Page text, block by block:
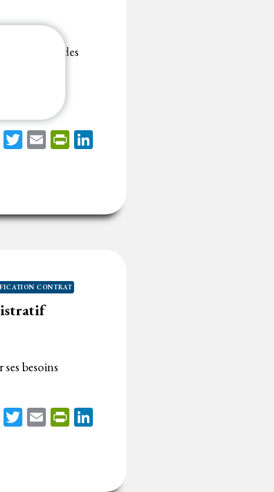
l’exécution des
Twitter
EmailPrintFriendly
LinkedIn
CONTRAT
besoins
Twitter
EmailPrintFriendly
LinkedIn